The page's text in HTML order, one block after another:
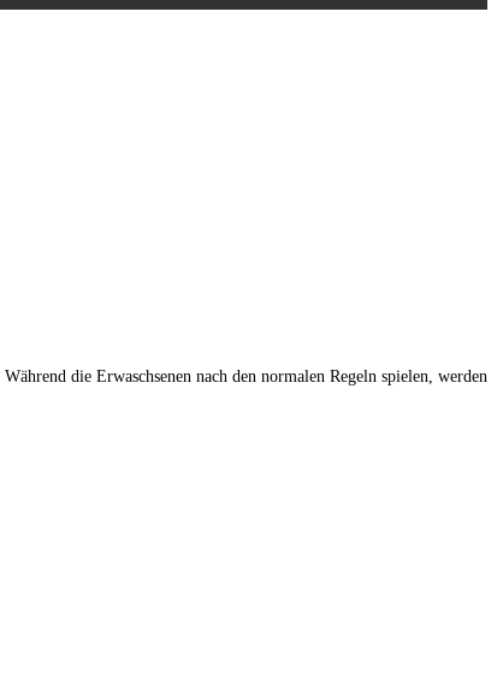
die Erwaschsenen nach den normalen Regeln spielen, werden